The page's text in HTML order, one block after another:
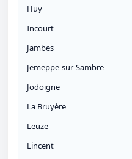
Huy
Incourt
Jambes
Jemeppe-sur-Sambre
Jodoigne
La Bruyère
Leuze
Lincent